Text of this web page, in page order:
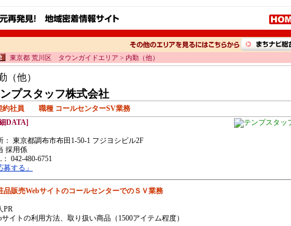
東京都 荒川区 タウンガイドエリア > 内勤（他）
（他）
プスタッフ株式会社
約社員 職種 コールセンターSV業務
DATA]
： 東京都調布市布田1-50-1 フジヨシビル2F
採用係
： 042-480-6751
募する」
品販売WebサイトのコールセンターでのＳＶ業務
PR
サイトの利用方法、取り扱い商品（1500アイテム程度）